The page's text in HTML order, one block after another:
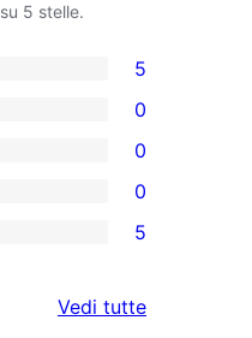
su 5 stelle.
5
0
0
0
5
Vedi tutte